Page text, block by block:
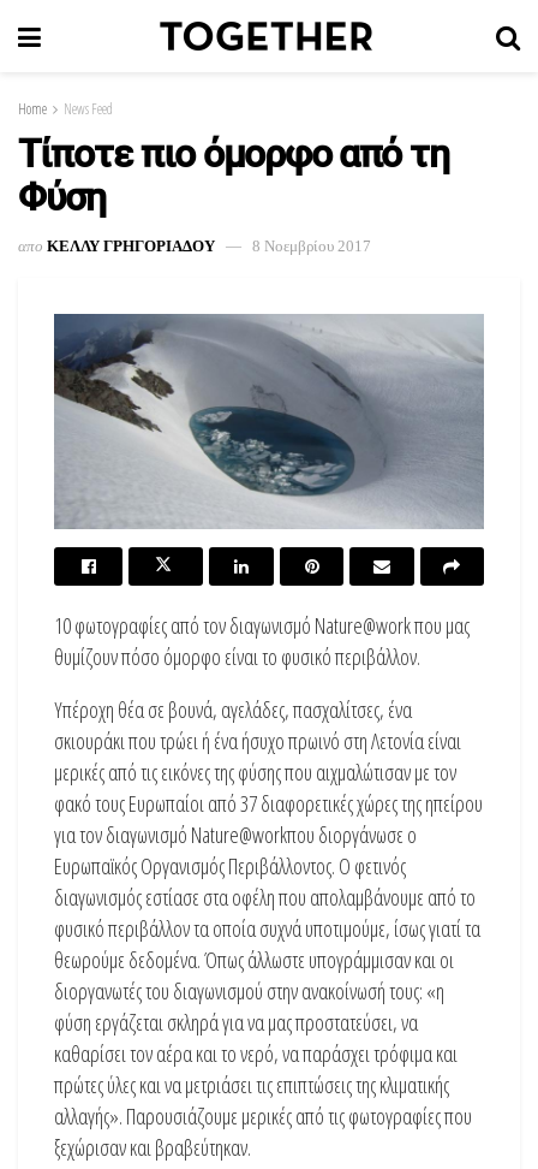
Home News Feed
Tίποτε πιο όμορφο από τη
Φύση
απο ΚΕΛΛΥ ΓΡΗΓΟΡΙΑΔΟΥ 8 Νοεμβρίου 2017
10 φωτογραφίες από τον διαγωνισμό Nature@work που μας
θυμίζουν πόσο όμορφο είναι το φυσικό περιβάλλον.
Yπέροχη θέα σε βουνά, αγελάδες, πασχαλίτσες, ένα
σκιουράκι που τρώει ή ένα ήσυχο πρωινό στη Λετονία είναι
μερικές από τις εικόνες της φύσης που αιχμαλώτισαν με τον
φακό τους Ευρωπαίοι από 37 διαφορετικές χώρες της ηπείρου
για τον διαγωνισμό Nature@workπου διοργάνωσε ο
Ευρωπαϊκός Οργανισμός Περιβάλλοντος. Ο φετινός
διαγωνισμός εστίασε στα οφέλη που απολαμβάνουμε από το
φυσικό περιβάλλον τα οποία συχνά υποτιμούμε, ίσως γιατί τα
θεωρούμε δεδομένα. Όπως άλλωστε υπογράμμισαν και οι
διοργανωτές του διαγωνισμού στην ανακοίνωσή τους: «η
φύση εργάζεται σκληρά για να μας προστατεύσει, να
καθαρίσει τον αέρα και το νερό, να παράσχει τρόφιμα και
πρώτες ύλες και να μετριάσει τις επιπτώσεις της κλιματικής
αλλαγής». Παρουσιάζουμε μερικές από τις φωτογραφίες που
ξεχώρισαν και βραβεύτηκαν.